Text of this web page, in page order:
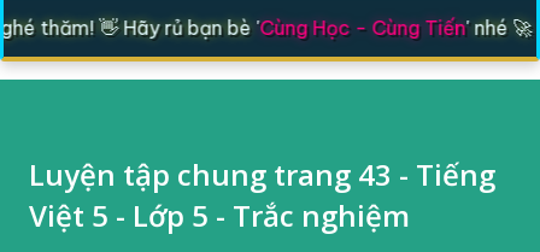
thăm! 👋 Hãy rủ bạn bè 'Cùng Học - Cùng Tiến' nhé 🚀
Luyện tập chung trang 43 - Tiếng
Việt 5 - Lớp 5 - Trắc nghiệm